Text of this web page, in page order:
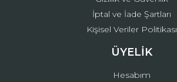
İptal ve İade Şartları
Kişisel Veriler Politikası
ÜYELİK
Hesabım